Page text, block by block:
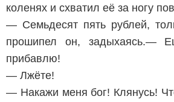
коленях и схватил её за ногу
— Семьдесят пять рублей,
прошипел он, задыхаясь.—
прибавлю!
— Лжёте!
— Накажи меня бог! Клянусь!